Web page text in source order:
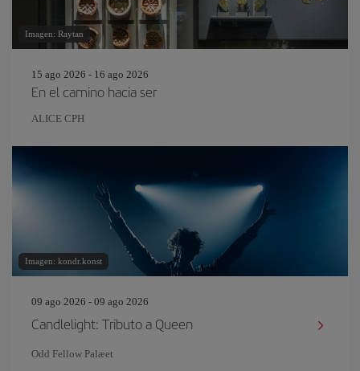
Imagen: Raytan
15 ago 2026 - 16 ago 2026
En el camino hacia ser
ALICE CPH
Imagen: kondr.konst
09 ago 2026 - 09 ago 2026
Candlelight: Tributo a Queen
Odd Fellow Palæet